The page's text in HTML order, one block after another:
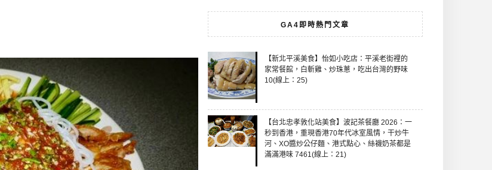
GA4即時熱門文章
【新北平溪美食】怡如小吃店：平溪老街裡的
家常餐館，白斬雞、炒珠蔥，吃出台灣的野味
10(線上：25)
【台北忠孝敦化站美食】波記茶餐廳 2026：一
秒到香港，重現香港70年代冰室風情，干炒牛
河、XO醬炒公仔麵、港式點心、絲襪奶茶都是
滿滿港味 7461(線上：21)